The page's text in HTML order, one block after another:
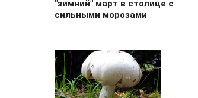
"зимний" март в столице с
сильными морозами